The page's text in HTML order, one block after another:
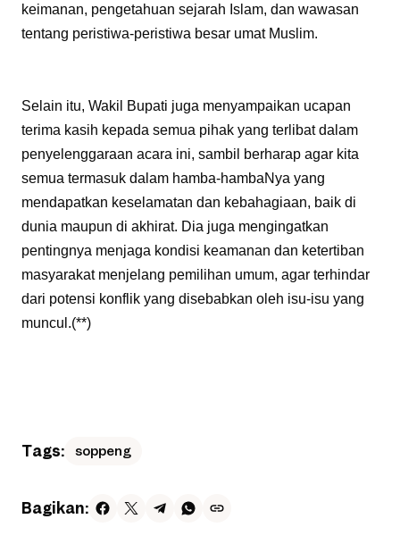
keimanan, pengetahuan sejarah Islam, dan wawasan
tentang peristiwa-peristiwa besar umat Muslim.
Selain itu, Wakil Bupati juga menyampaikan ucapan
terima kasih kepada semua pihak yang terlibat dalam
penyelenggaraan acara ini, sambil berharap agar kita
semua termasuk dalam hamba-hambaNya yang
mendapatkan keselamatan dan kebahagiaan, baik di
dunia maupun di akhirat. Dia juga mengingatkan
pentingnya menjaga kondisi keamanan dan ketertiban
masyarakat menjelang pemilihan umum, agar terhindar
dari potensi konflik yang disebabkan oleh isu-isu yang
muncul.(**)
Tags: soppeng
Bagikan: